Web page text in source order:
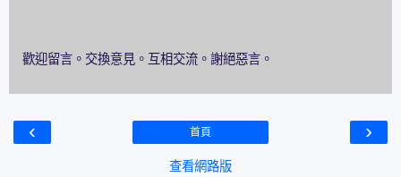
歡迎留言。交換意見。互相交流。謝絕惡言。
‹ ›
首頁
查看網路版